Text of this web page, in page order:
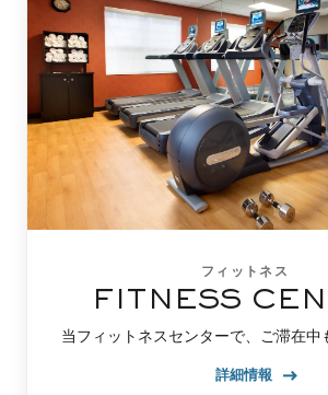
フィットネス
FITNESS
当フィットネスセンターで、ご滞在中
詳細情報